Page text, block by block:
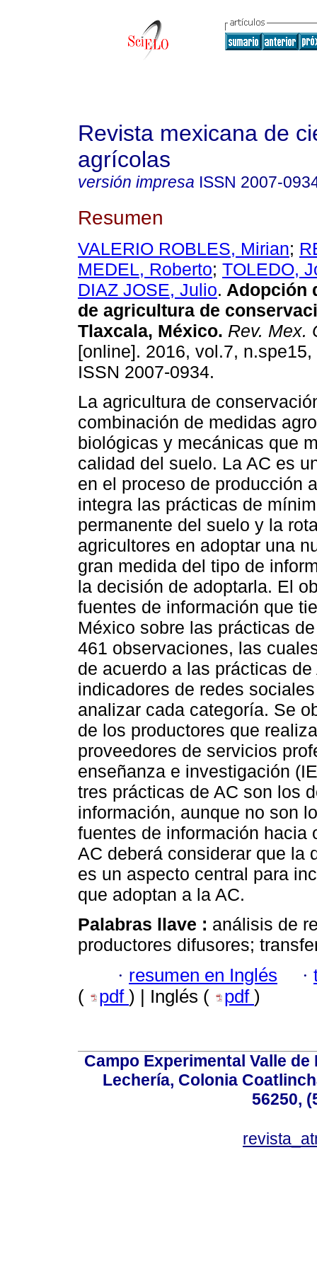
Revista mexicana de
agrícolas
versión impresa ISSN 2007-
Resumen
VALERIO ROBLES, Mirian;
MEDEL, Roberto; TOLEDO,
DIAZ JOSE, Julio. Adopción
de agricultura de
Tlaxcala, México. Rev. Mex.
[online]. 2016, vol.7, n.spe15,
ISSN 2007-0934.
La agricultura de
combinación de medidas
biológicas y mecánicas que
calidad del suelo. La AC es
en el proceso de producción
integra las prácticas de
permanente del suelo y la
agricultores en adoptar una
gran medida del tipo de
la decisión de adoptarla. El
fuentes de información que
México sobre las prácticas
461 observaciones, las
de acuerdo a las prácticas
indicadores de redes
analizar cada categoría. Se
de los productores que
proveedores de servicios
enseñanza e investigación
tres prácticas de AC son los
información, aunque no son
fuentes de información hacia
AC deberá considerar que la
es un aspecto central para
que adoptan a la AC.
Palabras llave : análisis de
productores difusores;
· resumen en Inglés ·
(
pdf ) | Inglés ( pdf )
Campo Experimental Valle
Lechería, Colonia
56250,